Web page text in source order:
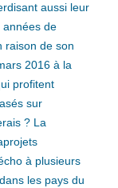
aussi leur
années de
raison de son
2016 à la
profitent
sur
? La
à plusieurs
les pays du